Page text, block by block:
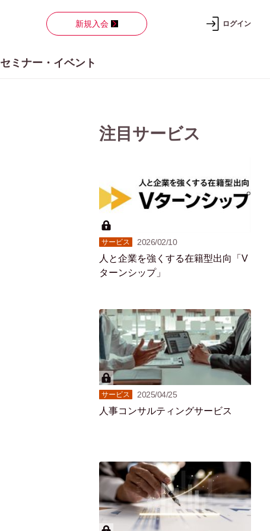
新規入会 ログイン
セミナー・イベント
注目サービス
サービス 2026/02/10
人と企業を強くする在籍型出向「V
ターンシップ」
サービス 2025/04/25
人事コンサルティングサービス